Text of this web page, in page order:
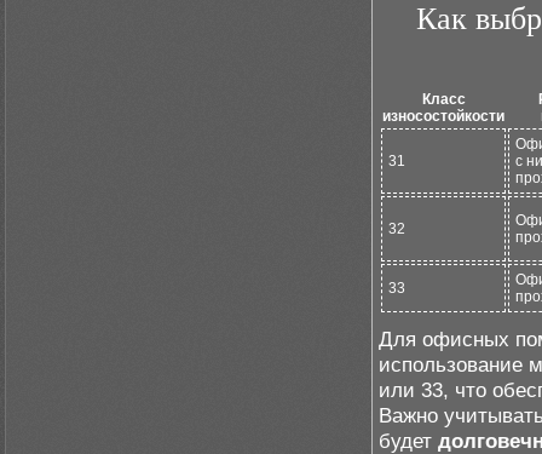
Как
Класс
износостойкости
31
с
32
33
Для офисных
использование
или 33, что
Важно
будет